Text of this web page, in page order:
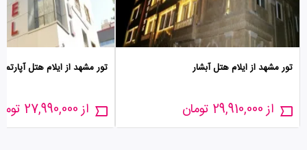
تور مشهد از ایلام هتل آبشار
از 29,910,000 تومان
تور مشهد از ایلام هتل
از 27,990,000 تومان